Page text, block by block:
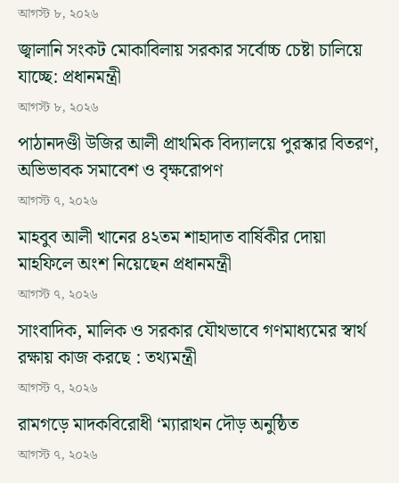
আগস্ট ৮, ২০২৬
জ্বালানি সংকট মোকাবিলায় সরকার সর্বোচ্চ চেষ্টা চালিয়ে
যাচ্ছে: প্রধানমন্ত্রী
আগস্ট ৮, ২০২৬
পাঠানদণ্ডী উজির আলী প্রাথমিক বিদ্যালয়ে পুরস্কার বিতরণ,
অভিভাবক সমাবেশ ও বৃক্ষরোপণ
আগস্ট ৭, ২০২৬
মাহবুব আলী খানের ৪২তম শাহাদাত বার্ষিকীর দোয়া
মাহফিলে অংশ নিয়েছেন প্রধানমন্ত্রী
আগস্ট ৭, ২০২৬
সাংবাদিক, মালিক ও সরকার যৌথভাবে গণমাধ্যমের স্বার্থ
রক্ষায় কাজ করছে : তথ্যমন্ত্রী
আগস্ট ৭, ২০২৬
রামগড়ে মাদকবিরোধী ‘ম্যারাথন দৌড় অনুষ্ঠিত
আগস্ট ৭, ২০২৬